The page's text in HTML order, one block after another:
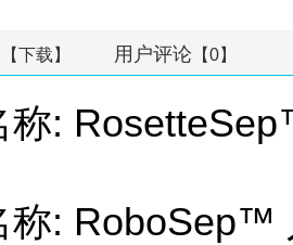
【下载】 用户评论 【0】
称:
称: RoboSep™